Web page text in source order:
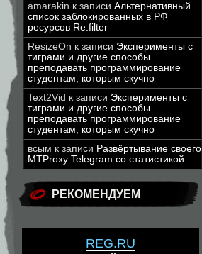
amarakin к записи Альтернативный
список заблокированных в РФ
ресурсов Re:filter
ResizeOn к записи Эксперименты с
тиграми и другие способы
преподавать программирование
студентам, которым скучно
Text2Vid к записи Эксперименты с
тиграми и другие способы
преподавать программирование
студентам, которым скучно
всым к записи Развёртывание своего
MTProxy Telegram со статистикой
РЕКОМЕНДУЕМ
REG.RU